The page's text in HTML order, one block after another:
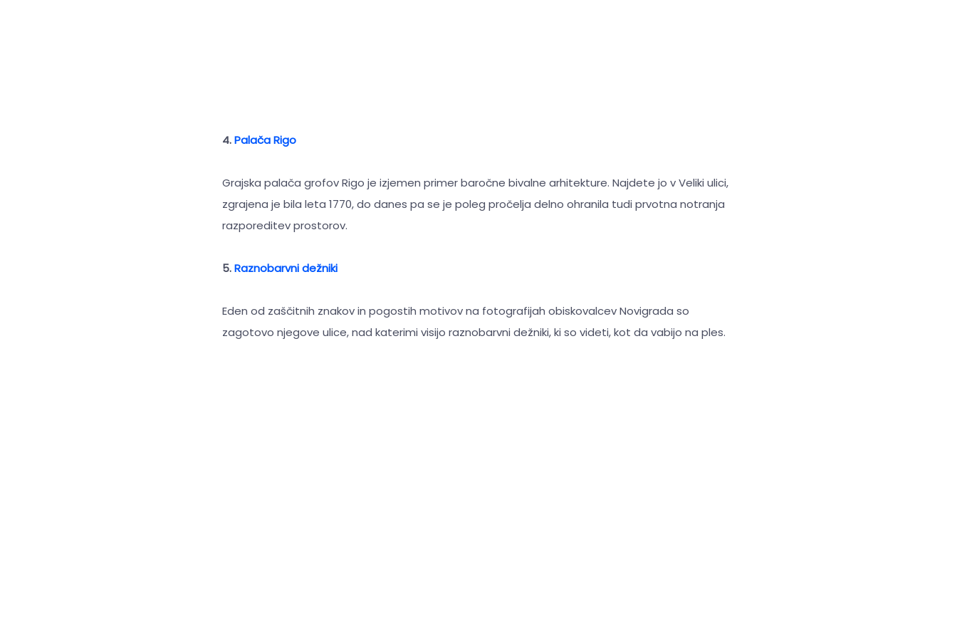
4.Palača Rigo
Grajska palača grofov Rigo je izjemen primer baročne bivalne arhitekture. Najdete jo v Veliki ulici,
zgrajena je bila leta 1770, do danes pa se je poleg pročelja delno ohranila tudi prvotna notranja
razporeditev prostorov.
5.Raznobarvni dežniki
Eden od zaščitnih znakov in pogostih motivov na fotografijah obiskovalcev Novigrada so
zagotovo njegove ulice, nad katerimi visijo raznobarvni dežniki, ki so videti, kot da vabijo na ples.